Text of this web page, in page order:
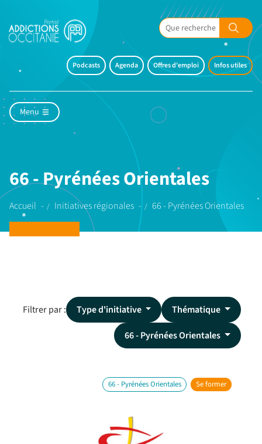
Podcasts Agenda Offres d'emploi Infos utiles
Menu
66 - Pyrénées Orientales
Accueil Initiatives régionales 66 - Pyrénées Orientales
Filtrer par : Type d'initiative
Thématique
66 - Pyrénées Orientales
66 - Pyrénées Orientales Se former